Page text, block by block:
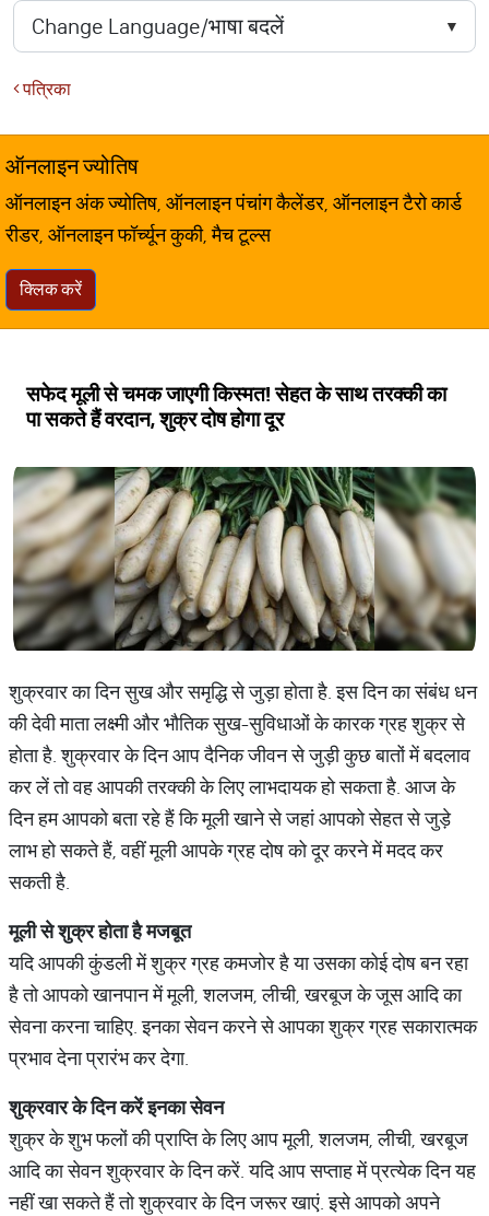
पत्रिका
ऑनलाइन ज्योतिष
ऑनलाइन अंक ज्योतिष, ऑनलाइन पंचांग कैलेंडर, ऑनलाइन टैरो कार्ड
रीडर, ऑनलाइन फॉर्च्यून कुकी, मैच टूल्स
क्लिक करें
सफेद मूली से चमक जाएगी किस्मत! सेहत के साथ तरक्की का
पा सकते हैं वरदान, शुक्र दोष होगा दूर
शुक्रवार का दिन सुख और समृद्धि से जुड़ा होता है. इस दिन का संबंध धन
की देवी माता लक्ष्मी और भौतिक सुख-सुविधाओं के कारक ग्रह शुक्र से
होता है. शुक्रवार के दिन आप दैनिक जीवन से जुड़ी कुछ बातों में बदलाव
कर लें तो वह आपकी तरक्की के लिए लाभदायक हो सकता है. आज के
दिन हम आपको बता रहे हैं कि मूली खाने से जहां आपको सेहत से जुड़े
लाभ हो सकते हैं, वहीं मूली आपके ग्रह दोष को दूर करने में मदद कर
सकती है.
मूलीसेशुक्रहोताहैमजबूत
यदि आपकी कुंडली में शुक्र ग्रह कमजोर है या उसका कोई दोष बन रहा
है तो आपको खानपान में मूली, शलजम, लीची, खरबूज के जूस आदि का
सेवना करना चाहिए. इनका सेवन करने से आपका शुक्र ग्रह सकारात्मक
प्रभाव देना प्रारंभ कर देगा.
शुक्रवारकेदिनकरेंइनकासेवन
शुक्र के शुभ फलों की प्राप्ति के लिए आप मूली, शलजम, लीची, खरबूज
आदि का सेवन शुक्रवार के दिन करें. यदि आप सप्ताह में प्रत्येक दिन यह
नहीं खा सकते हैं तो शुक्रवार के दिन जरूर खाएं. इसे आपको अपने